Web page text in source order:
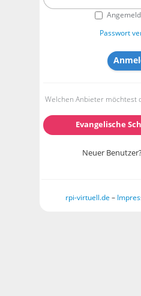
Passwort
Welchen Anbieter möchtest
Evangelische
Neuer
rpi-virtuell.de –